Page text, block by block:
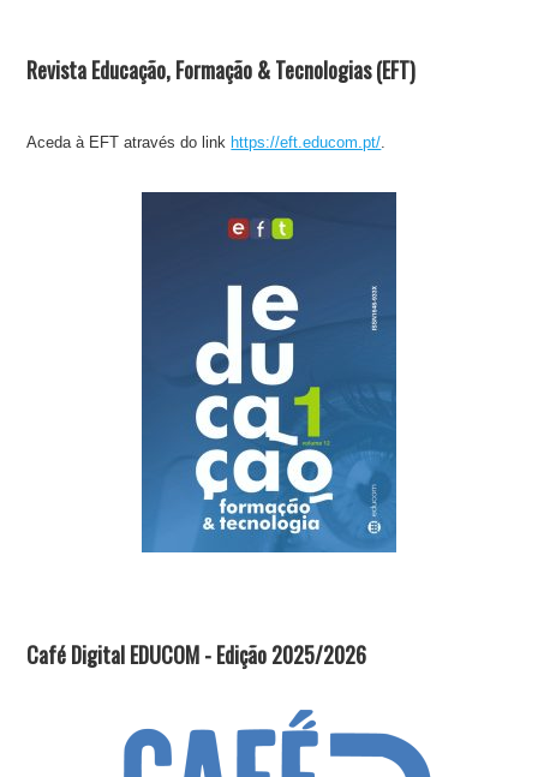
Revista Educação, Formação & Tecnologias (EFT)
Aceda à EFT através do link https://eft.educom.pt/.
Café Digital EDUCOM - Edição 2025/2026